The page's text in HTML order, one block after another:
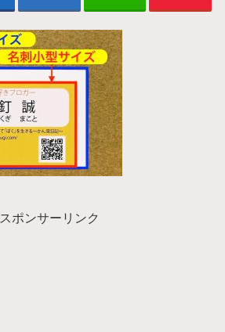
スポンサーリンク